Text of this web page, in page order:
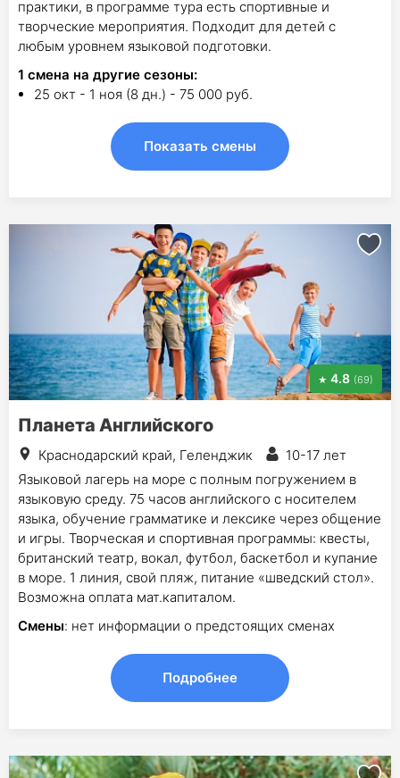
практики, в программе тура есть спортивные и
творческие мероприятия. Подходит для детей с
любым уровнем языковой подготовки.
1 смена на другие сезоны:
25 окт - 1 ноя (8 дн.) - 75 000 руб.
Показать смены
4.8 (69)
Планета Английского
Краснодарский край, Геленджик
10-17 лет
Языковой лагерь на море с полным погружением в
языковую среду. 75 часов английского с носителем
языка, обучение грамматике и лексике через общение
и игры. Творческая и спортивная программы: квесты,
британский театр, вокал, футбол, баскетбол и купание
в море. 1 линия, свой пляж, питание «шведский стол».
Возможна оплата мат.капиталом.
Смены: нет информации о предстоящих сменах
Подробнее